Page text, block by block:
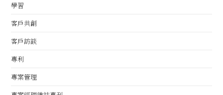
學習
客戶共創
客戶訪談
專利
專案管理